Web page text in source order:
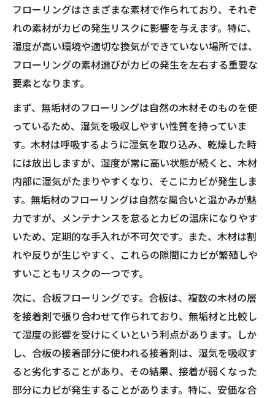
フローリングはさまざまな素材で作られており、それぞ
れの素材がカビの発生リスクに影響を与えます。特に、
湿度が高い環境や適切な換気ができていない場所では、
フローリングの素材選びがカビの発生を左右する重要な
要素となります。
まず、無垢材のフローリングは自然の木材そのものを使
っているため、湿気を吸収しやすい性質を持っていま
す。木材は呼吸するように湿気を取り込み、乾燥した時
には放出しますが、湿度が常に高い状態が続くと、木材
内部に湿気がたまりやすくなり、そこにカビが発生しま
す。無垢材のフローリングは自然な風合いと温かみが魅
力ですが、メンテナンスを怠るとカビの温床になりやす
いため、定期的な手入れが不可欠です。また、木材は割
れや反りが生じやすく、これらの隙間にカビが繁殖しや
すいこともリスクの一つです。
次に、合板フローリングです。合板は、複数の木材の層
を接着剤で張り合わせて作られており、無垢材と比較し
て湿度の影響を受けにくいという利点があります。しか
し、合板の接着部分に使われる接着剤は、湿気を吸収す
ると劣化することがあり、その結果、接着が弱くなった
部分にカビが発生することがあります。特に、安価な合